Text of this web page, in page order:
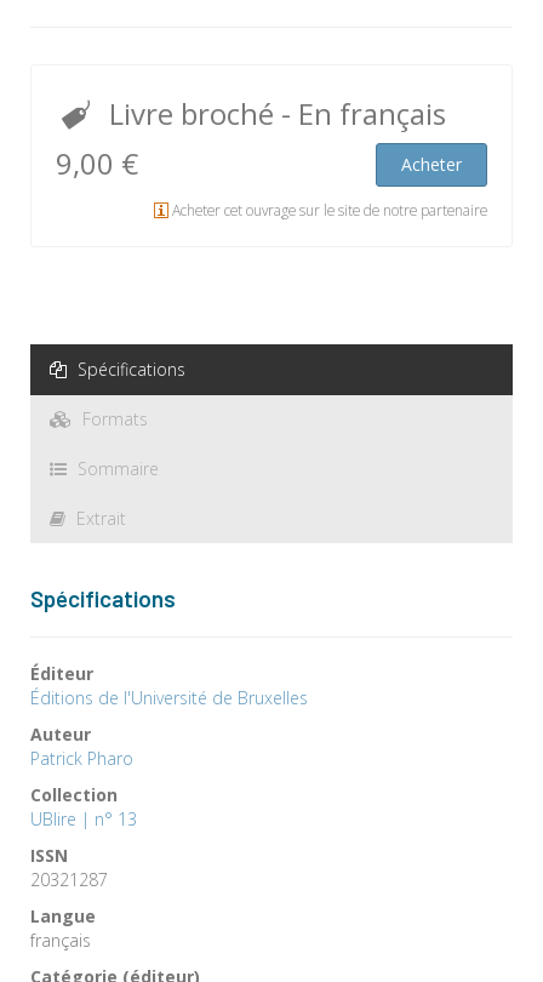
Livre broché - En français
9,00 €
Acheter
Acheter cet ouvrage sur le site de notre partenaire
Spécifications
Formats
Sommaire
Extrait
Spécifications
Éditeur
Éditions de l'Université de Bruxelles
Auteur
Patrick Pharo
Collection
UBlire | n° 13
ISSN
20321287
Langue
français
Catégorie (éditeur)